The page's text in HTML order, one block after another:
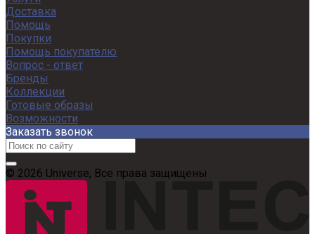
Доставка
Помощь
Покупки
Помощь покупателю
Вопрос - ответ
Бренды
Коллекции
Готовые образы
Возможности
Заказать звонок
© 2026 Universe, Все права защищены